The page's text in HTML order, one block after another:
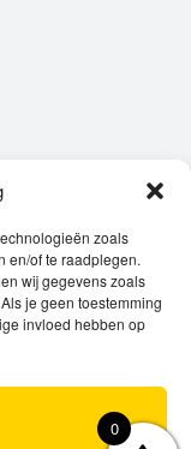
zoals
en/of te raadplegen.
wij gegevens zoals
je geen toestemming
invloed hebben op
0